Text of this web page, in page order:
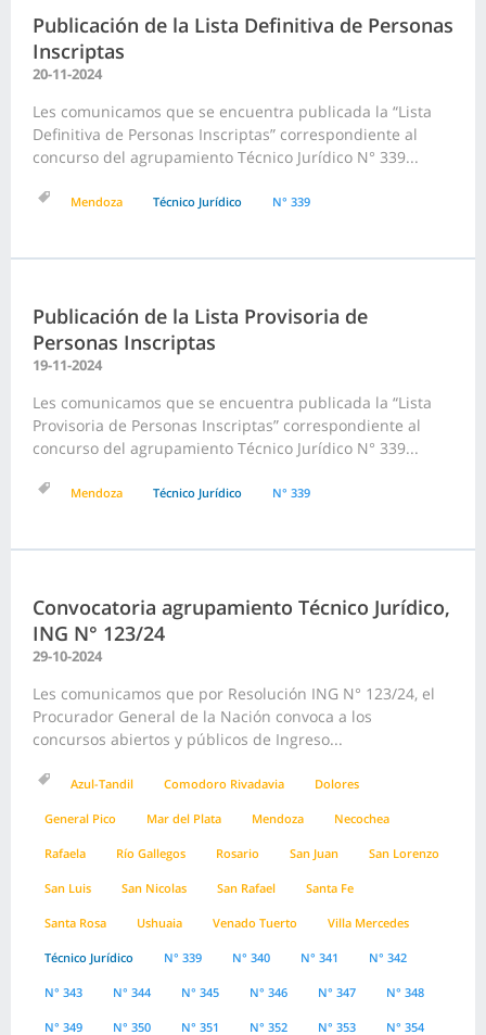
Publicación de la Lista Definitiva de Personas
Inscriptas
20-11-2024
Les comunicamos que se encuentra publicada la “Lista
Definitiva de Personas Inscriptas” correspondiente al
concurso del agrupamiento Técnico Jurídico N° 339...
Mendoza Técnico Jurídico N° 339
Publicación de la Lista Provisoria de
Personas Inscriptas
19-11-2024
Les comunicamos que se encuentra publicada la “Lista
Provisoria de Personas Inscriptas” correspondiente al
concurso del agrupamiento Técnico Jurídico N° 339...
Mendoza Técnico Jurídico N° 339
Convocatoria agrupamiento Técnico Jurídico,
ING N° 123/24
29-10-2024
Les comunicamos que por Resolución ING N° 123/24, el
Procurador General de la Nación convoca a los
concursos abiertos y públicos de Ingreso...
Azul-Tandil Comodoro Rivadavia Dolores
General Pico Mar del Plata Mendoza Necochea
Rafaela Río Gallegos Rosario San Juan San Lorenzo
San Luis San Nicolas San Rafael Santa Fe
Santa Rosa Ushuaia Venado Tuerto Villa Mercedes
Técnico Jurídico N° 339 N° 340 N° 341 N° 342
N° 343 N° 344 N° 345 N° 346 N° 347 N° 348
N° 349 N° 350 N° 351 N° 352 N° 353 N° 354